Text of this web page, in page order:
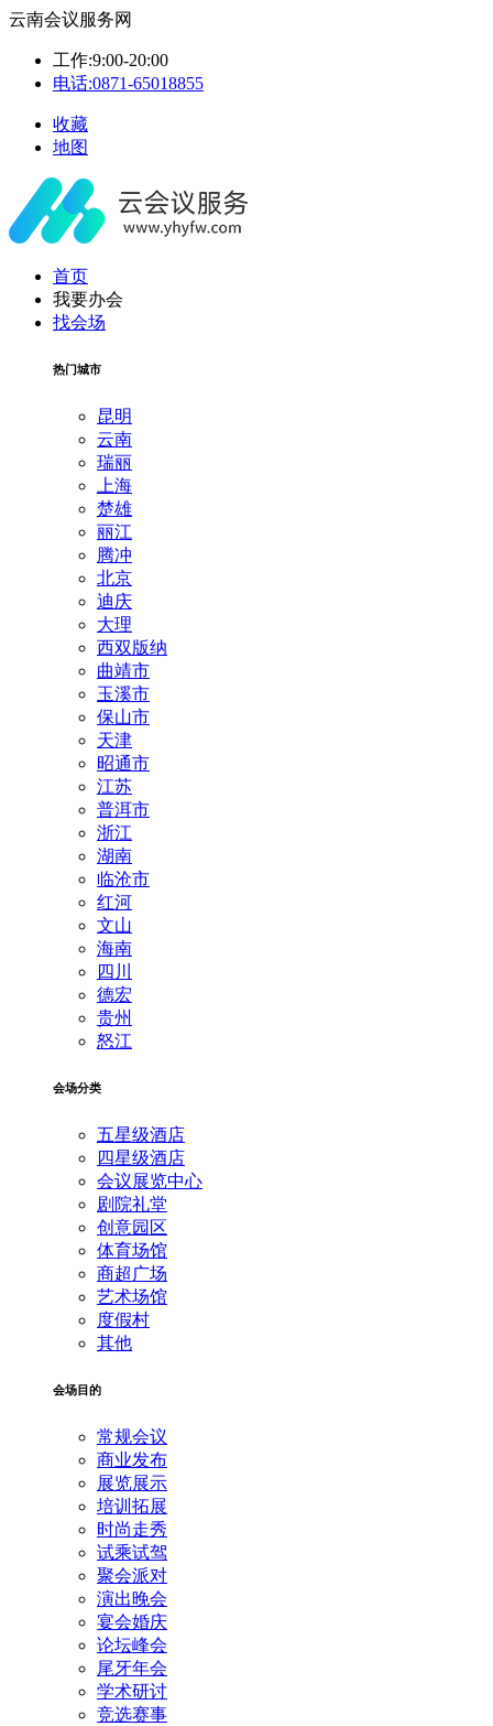
云南会议服务网
工作:9:00-20:00
电话:0871-65018855
收藏
地图
首页
我要办会
找会场
热门城市
昆明
云南
瑞丽
上海
楚雄
丽江
腾冲
北京
迪庆
大理
西双版纳
曲靖市
玉溪市
保山市
天津
昭通市
江苏
普洱市
浙江
湖南
临沧市
红河
文山
海南
四川
德宏
贵州
怒江
会场分类
五星级酒店
四星级酒店
会议展览中心
剧院礼堂
创意园区
体育场馆
商超广场
艺术场馆
度假村
其他
会场目的
常规会议
商业发布
展览展示
培训拓展
时尚走秀
试乘试驾
聚会派对
演出晚会
宴会婚庆
论坛峰会
尾牙年会
学术研讨
竞选赛事